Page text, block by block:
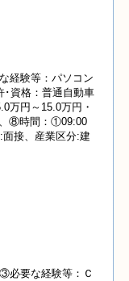
経験等：パソコン
資格：普通自動車
万円～15.0万円・
、⑧時間：①09:00
接、産業区分:建
必要な経験等：Ｃ